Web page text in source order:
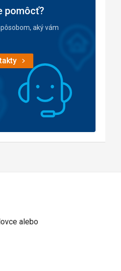
pomôcť?
aký vám
alebo